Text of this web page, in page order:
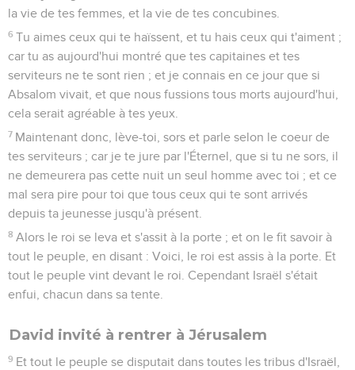
la vie de tes femmes, et la vie de tes concubines.
6 Tu aimes ceux qui te haïssent, et tu hais ceux qui t'aiment ;
car tu as aujourd'hui montré que tes capitaines et tes
serviteurs ne te sont rien ; et je connais en ce jour que si
Absalom vivait, et que nous fussions tous morts aujourd'hui,
cela serait agréable à tes yeux.
7 Maintenant donc, lève-toi, sors et parle selon le coeur de
tes serviteurs ; car je te jure par l'Éternel, que si tu ne sors, il
ne demeurera pas cette nuit un seul homme avec toi ; et ce
mal sera pire pour toi que tous ceux qui te sont arrivés
depuis ta jeunesse jusqu'à présent.
8 Alors le roi se leva et s'assit à la porte ; et on le fit savoir à
tout le peuple, en disant : Voici, le roi est assis à la porte. Et
tout le peuple vint devant le roi. Cependant Israël s'était
enfui, chacun dans sa tente.
David invité à rentrer à Jérusalem
9 Et tout le peuple se disputait dans toutes les tribus d'Israël,